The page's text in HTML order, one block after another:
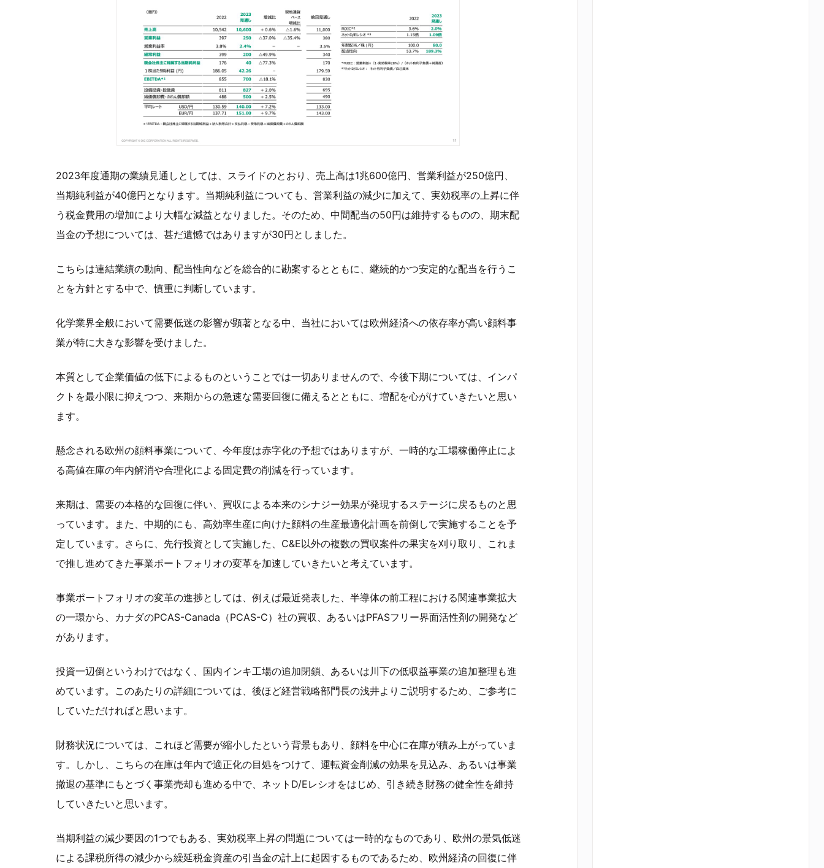
2023年度通期の業績見通しとしては、スライドのとおり、売上高は1兆600億円、営業利益が250億円、
当期純利益が40億円となります。当期純利益についても、営業利益の減少に加えて、実効税率の上昇に伴
う税金費用の増加により大幅な減益となりました。そのため、中間配当の50円は維持するものの、期末配
当金の予想については、甚だ遺憾ではありますが30円としました。
こちらは連結業績の動向、配当性向などを総合的に勘案するとともに、継続的かつ安定的な配当を行うこ
とを方針とする中で、慎重に判断しています。
化学業界全般において需要低迷の影響が顕著となる中、当社においては欧州経済への依存率が高い顔料事
業が特に大きな影響を受けました。
本質として企業価値の低下によるものということでは一切ありませんので、今後下期については、インパ
クトを最小限に抑えつつ、来期からの急速な需要回復に備えるとともに、増配を心がけていきたいと思い
ます。
懸念される欧州の顔料事業について、今年度は赤字化の予想ではありますが、一時的な工場稼働停止によ
る高値在庫の年内解消や合理化による固定費の削減を行っています。
来期は、需要の本格的な回復に伴い、買収による本来のシナジー効果が発現するステージに戻るものと思
っています。また、中期的にも、高効率生産に向けた顔料の生産最適化計画を前倒しで実施することを予
定しています。さらに、先行投資として実施した、C&E以外の複数の買収案件の果実を刈り取り、これま
で推し進めてきた事業ポートフォリオの変革を加速していきたいと考えています。
事業ポートフォリオの変革の進捗としては、例えば最近発表した、半導体の前工程における関連事業拡大
の一環から、カナダのPCAS-Canada（PCAS-C）社の買収、あるいはPFASフリー界面活性剤の開発など
があります。
投資一辺倒というわけではなく、国内インキ工場の追加閉鎖、あるいは川下の低収益事業の追加整理も進
めています。このあたりの詳細については、後ほど経営戦略部門長の浅井よりご説明するため、ご参考に
していただければと思います。
財務状況については、これほど需要が縮小したという背景もあり、顔料を中心に在庫が積み上がっていま
す。しかし、こちらの在庫は年内で適正化の目処をつけて、運転資金削減の効果を見込み、あるいは事業
撤退の基準にもとづく事業売却も進める中で、ネットD/Eレシオをはじめ、引き続き財務の健全性を維持
していきたいと思います。
当期利益の減少要因の1つでもある、実効税率上昇の問題については一時的なものであり、欧州の景気低迷
による課税所得の減少から繰延税金資産の引当金の計上に起因するものであるため、欧州経済の回復に伴